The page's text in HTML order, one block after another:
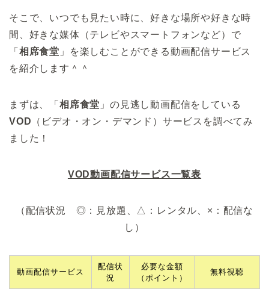
そこで、いつでも見たい時に、好きな場所や好きな時
間、好きな媒体（テレビやスマートフォンなど）で
「 相席食堂 」を楽しむことができる動画配信サービス
を紹介します＾＾
まずは、「 相席食堂 」の見逃し動画配信をしている
VOD （ビデオ・オン・デマンド）サービスを調べてみ
ました！
VOD動画配信サービス一覧表
（配信状況 ◎：見放題、△：レンタル、×：配信な
し）
動画配信サービス
配信状
況
必要な金額
（ポイント）
無料視聴